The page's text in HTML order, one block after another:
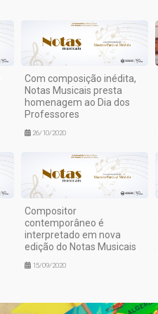
Com composição inédita,
Notas Musicais presta
homenagem ao Dia dos
Professores
26/10/2020
Compositor
contemporâneo é
interpretado em nova
edição do Notas Musicais
15/09/2020